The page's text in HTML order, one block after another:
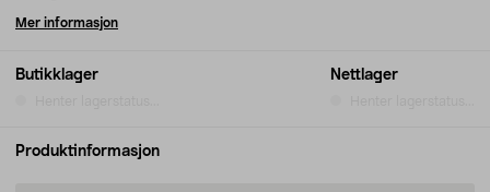
Butikklager Nettlager
Mer informasjon
Produktinformasjon